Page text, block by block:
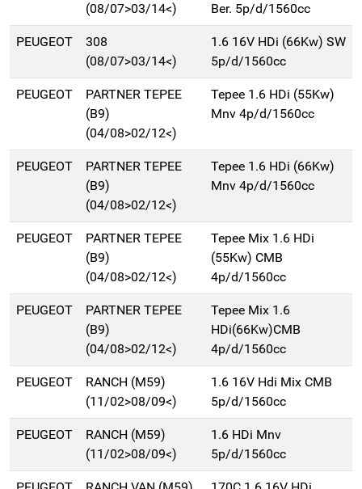
(08/07>03/14<)
Ber. 5p/d/1560cc
PEUGEOT
308
(08/07>03/14<)
1.6 16V HDi (66Kw) SW
5p/d/1560cc
PEUGEOT
PARTNER TEPEE
(B9)
(04/08>02/12<)
Tepee 1.6 HDi (55Kw)
Mnv 4p/d/1560cc
PEUGEOT
PARTNER TEPEE
(B9)
(04/08>02/12<)
Tepee 1.6 HDi (66Kw)
Mnv 4p/d/1560cc
PEUGEOT
PARTNER TEPEE
(B9)
(04/08>02/12<)
Tepee Mix 1.6 HDi
(55Kw) CMB
4p/d/1560cc
PEUGEOT
PARTNER TEPEE
(B9)
(04/08>02/12<)
Tepee Mix 1.6
HDi(66Kw)CMB
4p/d/1560cc
PEUGEOT
RANCH (M59)
(11/02>08/09<)
1.6 16V Hdi Mix CMB
5p/d/1560cc
PEUGEOT
RANCH (M59)
(11/02>08/09<)
1.6 HDi Mnv
5p/d/1560cc